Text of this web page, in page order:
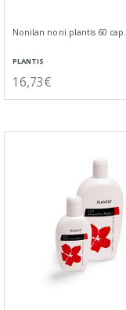
Nonilan noni plantis 60 cap.
PLANTIS
16,73€